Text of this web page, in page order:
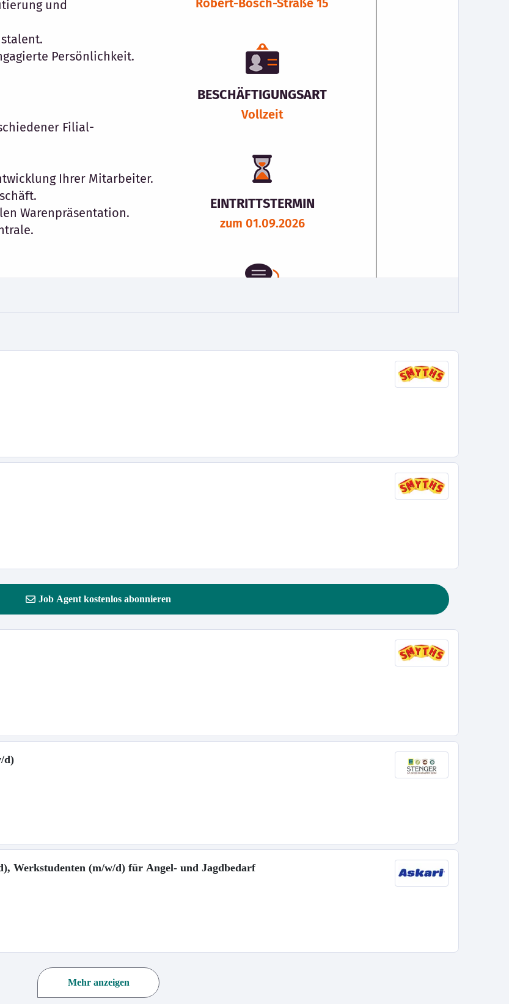
Job Agent kostenlos abonnieren
d)
Werkstudenten (m/w/d) für Angel- und Jagdbedarf
Mehr anzeigen